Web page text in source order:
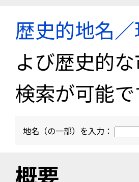
歴史的地名
よび歴史的
検索が可能で
地名（の一部）を入力：
概要